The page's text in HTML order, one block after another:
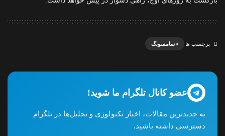
برچسب ها سامسونگ
عضو کانال تلگرام ما شوید!
به جدیدترین مقالات، اخبار تکنولوژی و تحلیل‌ها در تلگرام
دسترسی داشته باشید.